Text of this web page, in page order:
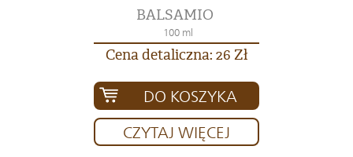
BALSAMIO
100 ml
Cena detaliczna: 26 Zł
DO KOSZYKA
CZYTAJ WIĘCEJ